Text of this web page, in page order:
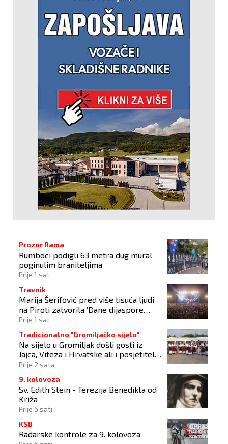
Prozor Rama
Rumboci podigli 63 metra dug mural
poginulim braniteljima
Prije 1 sat
Travnik
Marija Šerifović pred više tisuća ljudi
na Piroti zatvorila 'Dane dijaspore
2026'
Prije 1 sat
Tradicionalno "Gromiljačko sijelo"
Na sijelo u Gromiljak došli gosti iz
Jajca, Viteza i Hrvatske ali i posjetitelji
od Austrije do Australije
Prije 2 sata
9. kolovoza
Sv. Edith Stein - Terezija Benedikta od
Križa
Prije 6 sati
KSB
Radarske kontrole za 9. kolovoza